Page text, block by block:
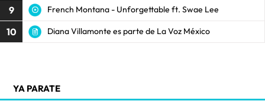
9 French Montana - Unforgettable ft. Swae Lee
10 Diana Villamonte es parte de La Voz México
YA PARATE